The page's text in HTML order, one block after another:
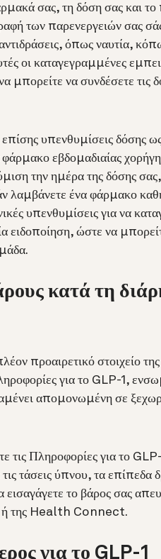
σας, τη δόση σας και
των παρενεργειών σας
όπως ναυτία,
οι καταγεγραμμένες
να συνδέσετε τις
υπενθυμίσεις δόσης ως
φάρμακο εβδομαδιαίας
την ημέρα της δόσης
λαμβάνετε ένα φάρμακο
υπενθυμίσεις για να
ειδοποίηση, ώστε να
κατά τη
προαιρετικό στοιχείο
για το GLP-1,
απομονωμένη σε
τις Πληροφορίες για το
τάσεις ύπνου, τα επίπεδα
το βάρος σας
ή της Health Connect.
για το GLP-1